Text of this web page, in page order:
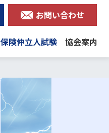
保険仲立人試験 協会案内
お問い合わせ